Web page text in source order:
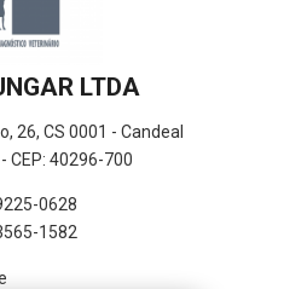
LTDA
26, CS 0001 - Candeal
CEP: 40296-700
0628
1582